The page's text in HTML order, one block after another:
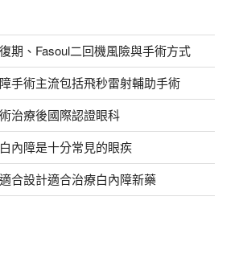
期、Fasoul二回機風險與手術方式
手術主流包括飛秒雷射輔助手術
治療後國際認證眼科
內障是十分常見的眼疾
合設計適合治療白內障新藥